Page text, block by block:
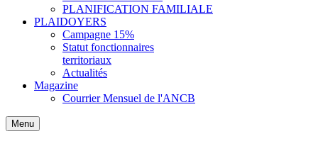
PLANIFICATION FAMILIALE
PLAIDOYERS
Campagne 15%
Statut fonctionnaires
territoriaux
Actualités
Magazine
Courrier Mensuel de l'ANCB
Menu